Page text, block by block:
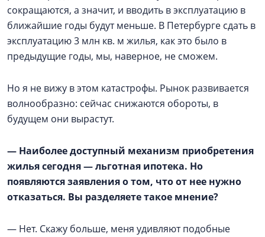
сокращаются, а значит, и вводить в эксплуатацию в
ближайшие годы будут меньше. В Петербурге сдать в
эксплуатацию 3 млн кв. м жилья, как это было в
предыдущие годы, мы, наверное, не сможем.
Но я не вижу в этом катастрофы. Рынок развивается
волнообразно: сейчас снижаются обороты, в
будущем они вырастут.
— Наиболее доступный механизм приобретения
жилья сегодня — льготная ипотека. Но
появляются заявления о том, что от нее нужно
отказаться. Вы разделяете такое мнение?
— Нет. Скажу больше, меня удивляют подобные